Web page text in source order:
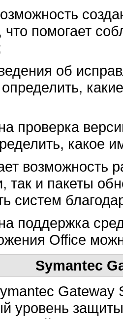
что помогает
об
проверка
какое
возможность
так и пакеты
систем
поддержка
Office
Symantec
Gateway
уровень